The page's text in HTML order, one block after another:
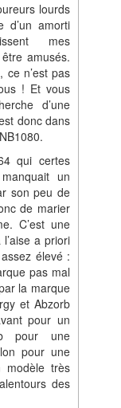
lourds
d’un amorti
mes
amusés.
ce n’est pas
! Et vous
d’une
donc dans
qui certes
un
son peu de
de marier
C’est une
a priori
élevé :
pas mal
la marque
et Abzorb
pour un
pour une
pour une
modèle très
des